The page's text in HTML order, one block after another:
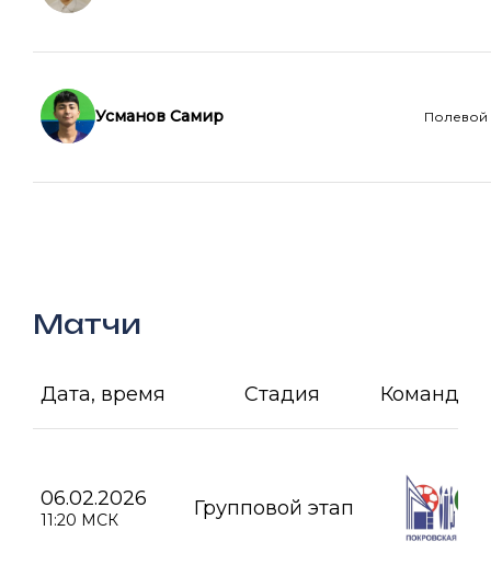
Усманов Самир Полевой
Матчи
Дата, время Стадия Команда А
06.02.2026
11:20 МСК Групповой этап